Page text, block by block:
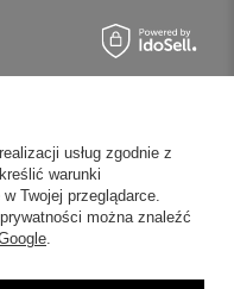
usług zgodnie z
warunki
Twojej przeglądarce.
można znaleźć
.